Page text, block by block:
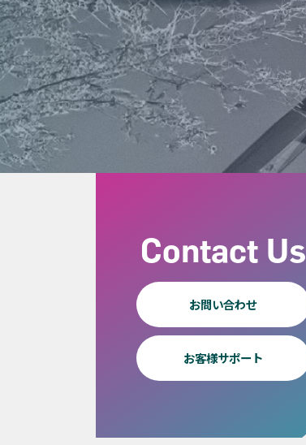
Contact Us
お問い合わせ
お客様サポート